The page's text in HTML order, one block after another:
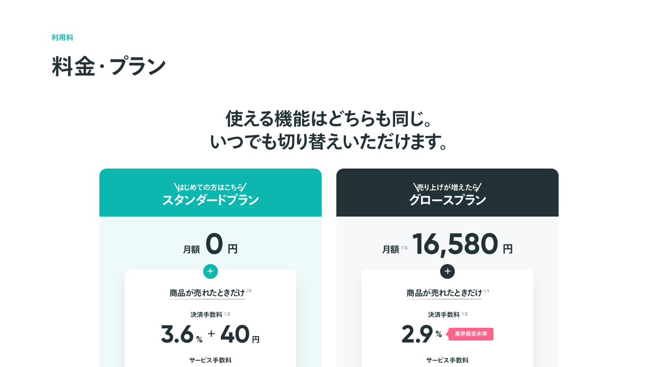
利用料
料金・プラン
使える機能はどちらも同じ。
いつでも切り替えいただけます。
はじめての方はこちら
スタンダードプラン
月額 0 円
+
商品が売れたときだけ ※1
決済手数料 ※2
3.6 % + 40 円
サービス手数料
売り上げが増えたら
グロースプラン
月額 ※3 16,580 円
+
商品が売れたときだけ ※1
決済手数料 ※2
2.9 % 業界最安水準
サービス手数料